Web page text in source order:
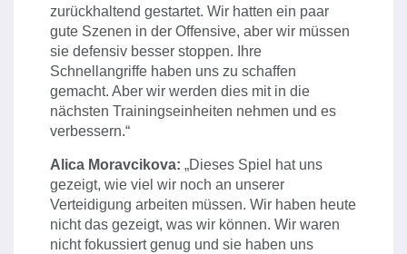
zurückhaltend gestartet. Wir hatten ein paar
gute Szenen in der Offensive, aber wir müssen
sie defensiv besser stoppen. Ihre
Schnellangriffe haben uns zu schaffen
gemacht. Aber wir werden dies mit in die
nächsten Trainingseinheiten nehmen und es
verbessern.“
Alica Moravcikova: „Dieses Spiel hat uns
gezeigt, wie viel wir noch an unserer
Verteidigung arbeiten müssen. Wir haben heute
nicht das gezeigt, was wir können. Wir waren
nicht fokussiert genug und sie haben uns